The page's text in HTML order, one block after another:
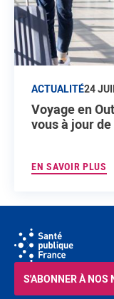
ACTUALITÉ24
Voyage en
vous à jour
EN SAVOIR PLUS
S'ABONNER À NOS